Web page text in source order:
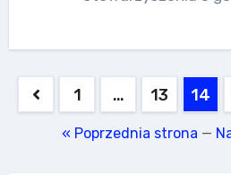
Stronicowanie
wpisów
1 … 13 14
« Poprzednia strona —